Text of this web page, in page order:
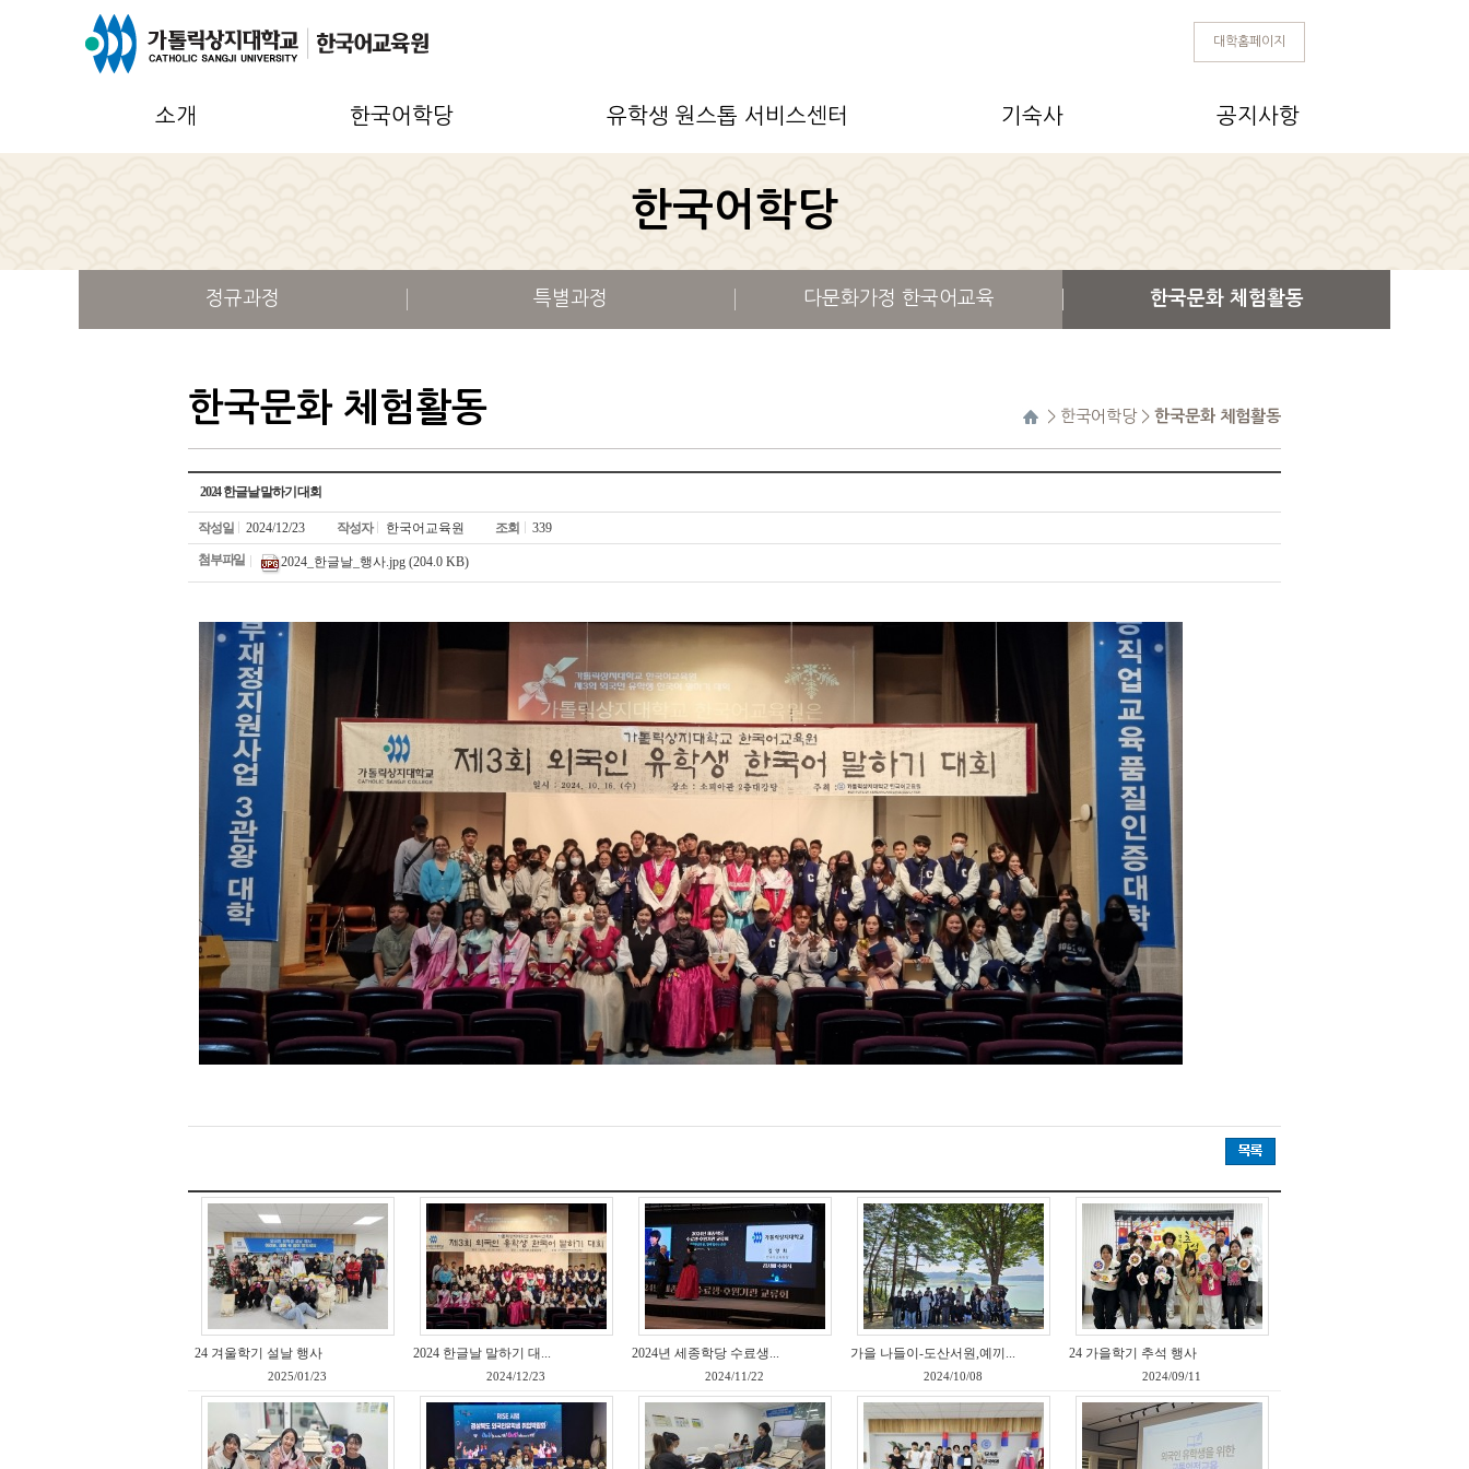
대학홈페이지
소개 한국어학당 유학생 원스톱 서비스센터 기숙사 공지사항
한국어학당
정규과정 특별과정 다문화가정 한국어교육 한국문화 체험활동
한국문화 체험활동 > 한국어학당> 한국문화 체험활동
2024 한글날 말하기 대회
작성일 2024/12/23 작성자 한국어교육원 조회 339
첨부파일 2024_한글날_행사.jpg (204.0 KB)
24 겨울학기 설날 행사
2025/01/23
2024 한글날 말하기 대...
2024/12/23
2024년 세종학당 수료생...
2024/11/22
가을 나들이-도산서원,예끼...
2024/10/08
24 가을학기 추석 행사
2024/09/11